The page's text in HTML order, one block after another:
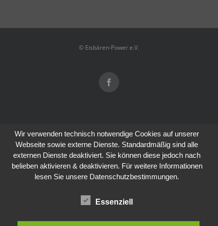
© Eisbären-Power e.V.
Wir verwenden technisch notwendige Cookies auf unserer
Webseite sowie externe Dienste. Standardmäßig sind alle
externen Dienste deaktiviert. Sie können diese jedoch nach
belieben aktivieren & deaktivieren. Für weitere Informationen
lesen Sie unsere Datenschutzbestimmungen.
Essenziell